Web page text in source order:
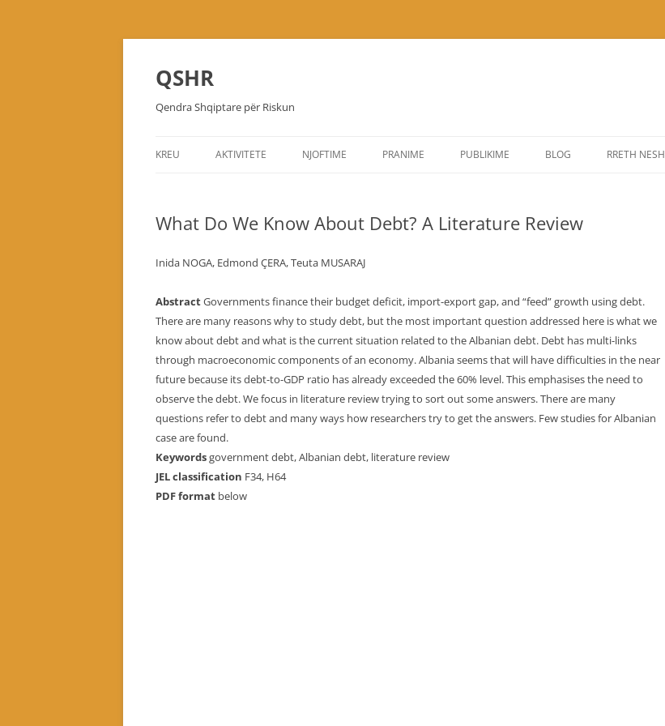
Skip
QSHR
Qendra Shqiptare për Riskun
KREU AKTIVITETE NJOFTIME PRANIME PUBLIKIME BLOG RRETH NESH
What Do We Know About Debt? A Literature Review
Inida NOGA, Edmond ÇERA, Teuta MUSARAJ
AbstractGovernments finance their budget deficit, import-export gap, and “feed” growth using debt.
There are many reasons why to study debt, but the most important question addressed here is what we
know about debt and what is the current situation related to the Albanian debt. Debt has multi-links
through macroeconomic components of an economy. Albania seems that will have difficulties in the near
future because its debt-to-GDP ratio has already exceeded the 60% level. This emphasises the need to
observe the debt. We focus in literature review trying to sort out some answers. There are many
questions refer to debt and many ways how researchers try to get the answers. Few studies for Albanian
case are found.
Keywordsgovernment debt, Albanian debt, literature review
JEL classification F34, H64
PDF format below